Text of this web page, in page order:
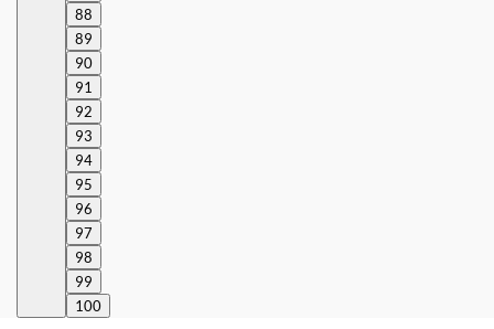
88
89
90
91
92
93
94
95
96
97
98
99
100